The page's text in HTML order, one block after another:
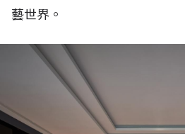
藝世界。